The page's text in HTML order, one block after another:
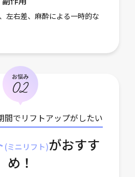
左右差、麻酔による一時的な
間でリフトアップがしたい
(ミニリフト)がおすす
め！